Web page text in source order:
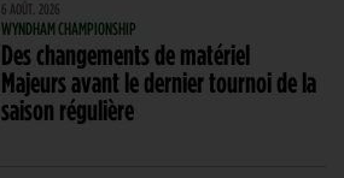
6 AOÛT. 2026
WYNDHAM CHAMPIONSHIP
Des changements de matériel
Majeurs avant le dernier tournoi de la
saison régulière